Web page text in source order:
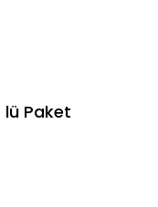
Paket